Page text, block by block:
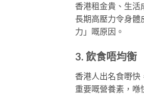
香港租金貴、生活
長期高壓力令身
力」嘅原因。
3. 飲食唔均衡
香港人出名食嘢
重要嘅營養素，喺